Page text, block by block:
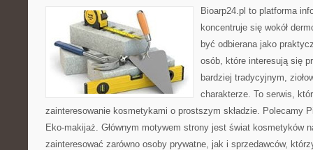
Bioarp24.pl to platforma
koncentruje się wokół
być odbierana jako
osób, które interesują się
bardziej tradycyjnym,
charakterze. To serwis,
zainteresowanie kosmetykami o prostszym składzie. Polecamy
Eko-makijaż. Głównym motywem strony jest świat kosmetyków
zainteresować zarówno osoby prywatne, jak i sprzedawców,